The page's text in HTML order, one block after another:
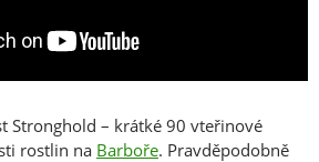
Stronghold – krátké 90 vteřinové
rostlin na Barboře. Pravděpodobně